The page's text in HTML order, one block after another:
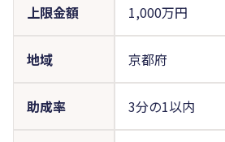
上限金額 1,000万円
地域 京都府
助成率 3分の1以内